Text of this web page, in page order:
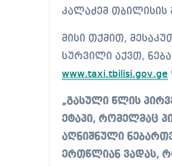
კალაძემ თბილისის
მისი თქმით,
სურვილი აქვთ,
www.taxi.tbilisi.gov.ge
„გასული წლის
ეტაპი, რომელმაც
აღნიშნული
ერთწლიან ვადას,